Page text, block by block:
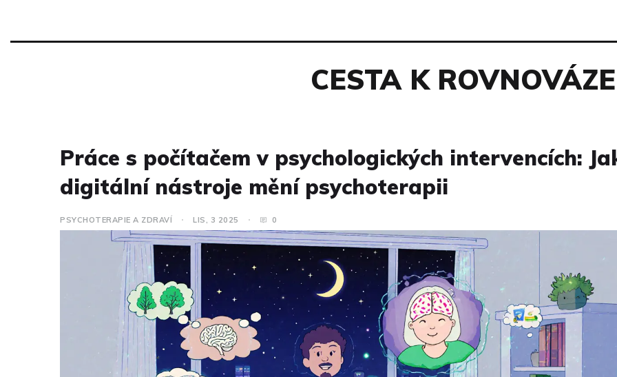
CESTA K ROVNOVÁZE
Práce s počítačem v psychologických intervencích:
digitální nástroje mění psychoterapii
PSYCHOTERAPIE A ZDRAVÍ LIS, 3 2025 0